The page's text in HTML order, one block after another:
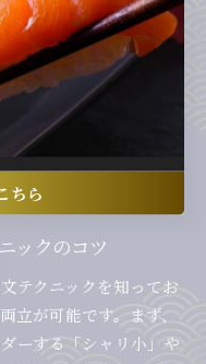
中心に選びつつ、サラ
ことで満足感を高め、
ロリー一覧を事前にチ
賢い対策と言えるでし
ックのコツ
テクニックを知ってお
立が可能です。まず、
ーする「シャリ小」や
ちら
ちら